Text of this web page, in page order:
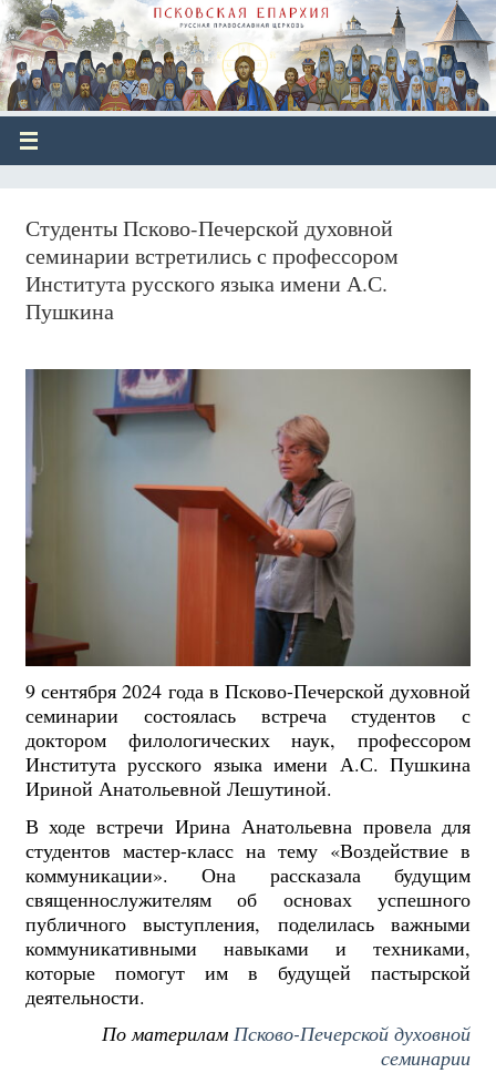
Студенты Псково-Печерской духовной
семинарии встретились с профессором
Института русского языка имени А.С.
Пушкина
9 сентября 2024 года в Псково-Печерской духовной
семинарии состоялась встреча студентов с
доктором филологических наук, профессором
Института русского языка имени А.С. Пушкина
Ириной Анатольевной Лешутиной.
В ходе встречи Ирина Анатольевна провела для
студентов мастер-класс на тему «Воздействие в
коммуникации». Она рассказала будущим
священнослужителям об основах успешного
публичного выступления, поделилась важными
коммуникативными навыками и техниками,
которые помогут им в будущей пастырской
деятельности.
По материламПсково-Печерской духовной
семинарии